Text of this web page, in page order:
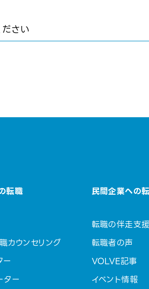
さい
転職
カウンセリング
ー
ター
民間企業への
転職の伴走支
転職者の声
VOLVE記事
イベント情報